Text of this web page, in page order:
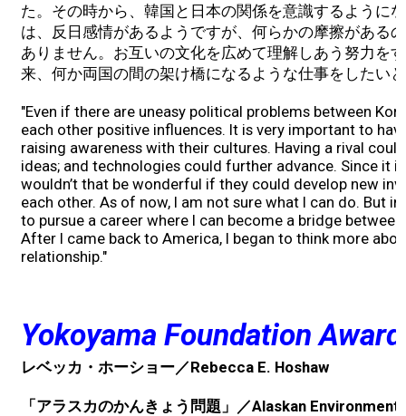
た。その時から、韓国と日本の関係を意識するように
は、反日感情があるようですが、何らかの摩擦がある
ありません。お互いの文化を広めて理解しあう努力を
来、何か両国の間の架け橋になるような仕事をしたい
"Even if there are uneasy political problems between
each other positive influences. It is very important to
raising awareness with their cultures. Having a rival
ideas; and technologies could further advance. Since it
wouldn’t that be wonderful if they could develop new
each other. As of now, I am not sure what I can do. But
to pursue a career where I can become a bridge
After I came back to America, I began to think more
relationship."
Yokoyama Foundation Award
レベッカ・ホーショー／Rebecca E. Hoshaw
「アラスカのかんきょう問題」／Alaskan